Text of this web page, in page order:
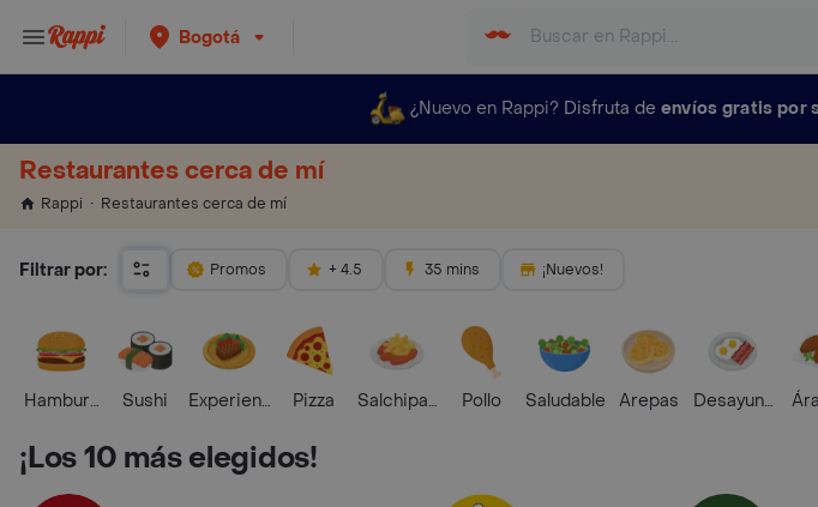
Bogotá
¿Nuevo en Rappi? Disfruta de envíos gratis por
Restaurantes cerca de mí
Rappi Restaurantes cerca de mí
Filtrar por: Promos + 4.5 35 mins ¡Nuevos!
HamburguesaSushi Experiencias Foodies
Pizza Salchipapas Pollo Saludable Arepas Desayunos
¡Los 10 más elegidos!